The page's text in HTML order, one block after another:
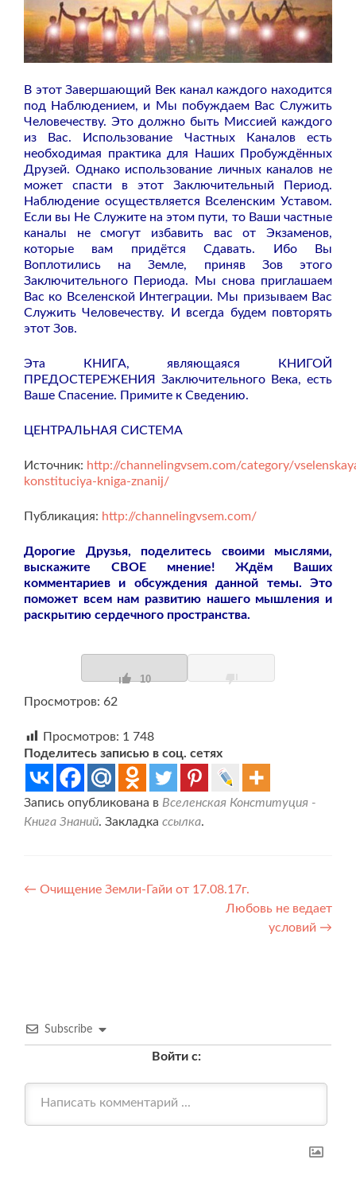
В этот Завершающий Век канал каждого находится
под Наблюдением, и Мы побуждаем Вас Служить
Человечеству. Это должно быть Миссией каждого
из Вас. Использование Частных Каналов есть
необходимая практика для Наших Пробуждённых
Друзей. Однако использование личных каналов не
может спасти в этот Заключительный Период.
Наблюдение осуществляется Вселенским Уставом.
Если вы Не Служите на этом пути, то Ваши частные
каналы не смогут избавить вас от Экзаменов,
которые вам придётся Сдавать. Ибо Вы
Воплотились на Земле, приняв Зов этого
Заключительного Периода. Мы снова приглашаем
Вас ко Вселенской Интеграции. Мы призываем Вас
Служить Человечеству. И всегда будем повторять
этот Зов.
Эта КНИГА, являющаяся КНИГОЙ
ПРЕДОСТЕРЕЖЕНИЯ Заключительного Века, есть
Ваше Спасение. Примите к Сведению.
ЦЕНТРАЛЬНАЯ СИСТЕМА
Источник: http://channelingvsem.com/category/
konstituciya-kniga-znanij/
Публикация: http://channelingvsem.com/
Дорогие Друзья, поделитесь своими мыслями,
выскажите СВОЕ мнение! Ждём Ваших
комментариев и обсуждения данной темы. Это
поможет всем нам развитию нашего мышления и
раскрытию сердечного пространства.
10
Просмотров: 62
Просмотров: 1 748
Поделитесь записью в соц. сетях
Запись опубликована в Вселенская Конституция -
Книга Знаний. Закладка ссылка.
Навигация
← Очищение Земли-Гайи от 17.08.17г.
Любовь не ведает
условий →
Subscribe
Войти с: